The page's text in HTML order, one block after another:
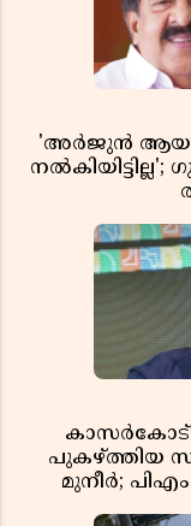
'അർജുൻ
കാസർകോട്
പുകഴ്ത്തിയ
മുനീർ;